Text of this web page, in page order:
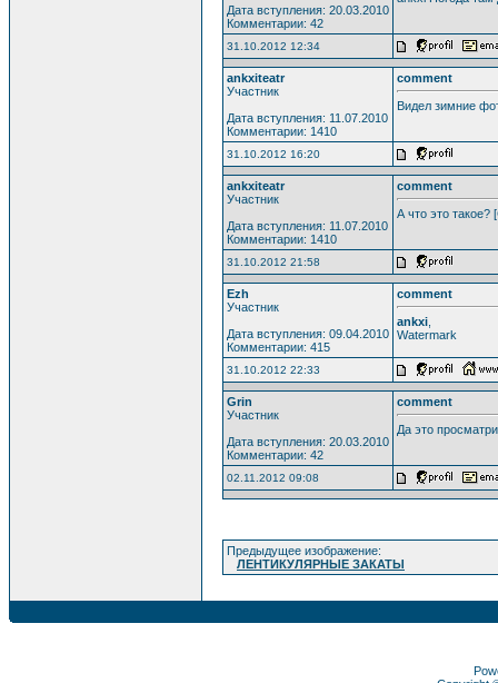
Дата вступления: 20.03.2010
Комментарии: 42
31.10.2012 12:34
ankxiteatr
Участник
Дата вступления: 11.07.2010
Комментарии: 1410
comment
Видел зимние
31.10.2012 16:20
ankxiteatr
Участник
Дата вступления: 11.07.2010
Комментарии: 1410
comment
А что это такое?
31.10.2012 21:58
Ezh
Участник
Дата вступления: 09.04.2010
Комментарии: 415
comment
ankxi
Watermark
31.10.2012 22:33
Grin
Участник
Дата вступления: 20.03.2010
Комментарии: 42
comment
Да это
02.11.2012 09:08
Предыдущее изображение:
ЛЕНТИКУЛЯРНЫЕ ЗАКАТЫ